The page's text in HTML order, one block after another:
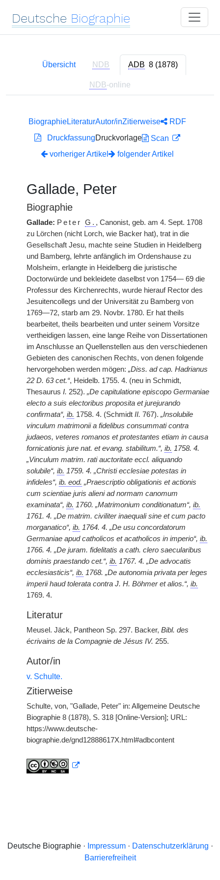
Deutsche Biographie
Übersicht NDB ADB 8 (1878)
NDB-online
BiographieLiteraturAutor/inZitierweise
RDF
DruckfassungDruckvorlage
Scan
vorheriger Artikel
folgender Artikel
Gallade, Peter
Biographie
Gallade: Peter G. , Canonist, geb. am 4. Sept. 1708
zu Lörchen (nicht Lorch, wie Backer hat), trat in die
Gesellschaft Jesu, machte seine Studien in Heidelberg
und Bamberg, lehrte anfänglich im Ordenshause zu
Molsheim, erlangte in Heidelberg die juristische
Doctorwürde und bekleidete daselbst von 1754— 69 die
Professur des Kirchenrechts, wurde hierauf Rector des
Jesuitencollegs und der Universität zu Bamberg von
1769—72, starb am 29. Novbr. 1780. Er hat theils
bearbeitet, theils bearbeiten und unter seinem Vorsitze
vertheidigen lassen, eine lange Reihe von Dissertationen
im Anschlusse an Quellenstellen aus den verschiedenen
Gebieten des canonischen Rechts, von denen folgende
hervorgehoben werden mögen: „Diss. ad cap. Hadrianus
22 D. 63 cet.“, Heidelb. 1755. 4. (neu in Schmidt,
Thesaurus I. 252). „De capitulatione episcopo Germaniae
electo a suis electoribus proposita et jurejurando
confirmata“, ib. 1758. 4. (Schmidt II. 767). „Insolubile
vinculum matrimonii a fidelibus consummati contra
judaeos, veteres romanos et protestantes etiam in causa
fornicationis jure nat. et evang. stabilitum.“, ib. 1758. 4.
„Vinculum matrim. rati auctoritate eccl. aliquando
solubile“, ib. 1759. 4. „Christi ecclesiae potestas in
infideles“, ib. eod. „Praescriptio obligationis et actionis
cum scientiae juris alieni ad normam canomum
examinata“, ib. 1760. „Matrimonium conditionatum“, ib.
1761. 4. „De matrim. civiliter inaequali sine et cum pacto
morganatico“, ib. 1764. 4. „De usu concordatorum
Germaniae apud catholicos et acatholicos in imperio“, ib.
1766. 4. „De juram. fidelitatis a cath. clero saecularibus
dominis praestando cet.“, ib. 1767. 4. „De advocatis
ecclesiasticis“, ib. 1768. „De autonomia privata per leges
imperii haud tolerata contra J. H. Böhmer et alios.“, ib.
1769. 4.
Literatur
Meusel. Jäck, Pantheon Sp. 297. Backer, Bibl. des
écrivains de la Compagnie de Jésus IV. 255.
Autor/in
v. Schulte.
Zitierweise
Schulte, von, "Gallade, Peter" in: Allgemeine Deutsche
Biographie 8 (1878), S. 318 [Online-Version]; URL:
https://www.deutsche-
biographie.de/gnd12888617X.html#adbcontent
Deutsche Biographie · Impressum· Datenschutzerklärung ·
Barrierefreiheit